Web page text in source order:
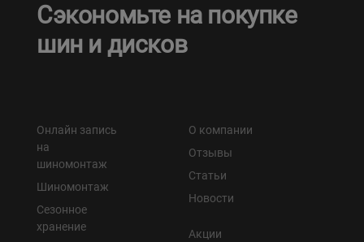
Сэкономьте на покупке
шин и дисков
Онлайн запись
на
шиномонтаж
Шиномонтаж
Сезонное
хранение
О компании
Отзывы
Статьи
Новости
Акции